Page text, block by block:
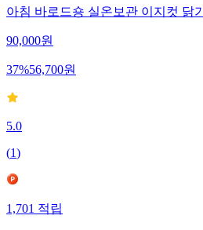
아침 바로드숑 실온보관 이지컷 닭
90,000원
37%56,700원
5.0
(1)
1,701적립